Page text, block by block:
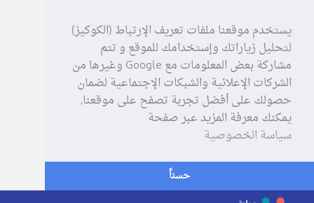
يستخدم موقعنا ملفات تعريف الإرتباط (الكوكيز)
لتحليل زياراتك وإستخدامك للموقع و تتم
مشاركة بعض المعلومات مع Google وغيرها من
الشركات الإعلانية والشبكات الإجتماعية لضمان
حصولك على أفضل تجربة تصفح على موقعنا,
يمكنك معرفة المزيد عبر صفحة
سياسة الخصوصية
حسناً